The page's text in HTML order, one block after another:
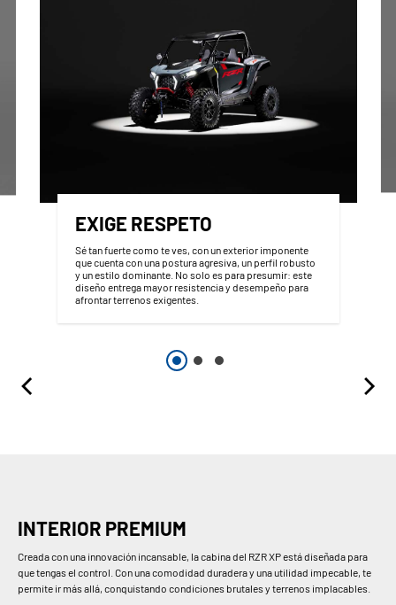
EXIGE RESPETO
Sé tan fuerte como te ves, con un exterior imponente
que cuenta con una postura agresiva, un perfil robusto
y un estilo dominante. No solo es para presumir: este
diseño entrega mayor resistencia y desempeño para
afrontar terrenos exigentes.
INTERIOR PREMIUM
Creada con una innovación incansable, la cabina del RZR XP está diseñada para
que tengas el control. Con una comodidad duradera y una utilidad impecable, te
permite ir más allá, conquistando condiciones brutales y terrenos implacables.